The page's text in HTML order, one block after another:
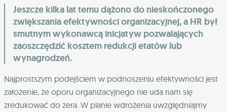
Jeszcze kilka lat temu dążono do nieskończonego
zwiększania efektywności organizacyjnej, a HR był
smutnym wykonawcą inicjatyw pozwalających
zaoszczędzić kosztem redukcji etatów lub
wynagrodzeń.
Najprostszym podejściem w podnoszeniu efektywności jest
założenie, że oporu organizacyjnego nie uda nam się
zredukować do zera. W planie wdrożenia uwzględniajmy